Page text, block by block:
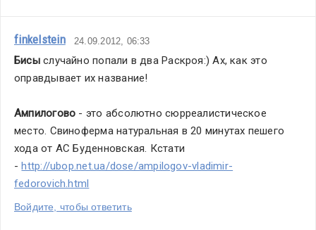
finkelstein 24.09.2012, 06:33
Бисы случайно попали в два Раскроя:) Ах, как это
оправдывает их название!
Ампилогово - это абсолютно сюрреалистическое
место. Свиноферма натуральная в 20 минутах пешего
хода от АС Буденновская. Кстати
- http://ubop.net.ua/dose/ampilogov-vladimir-
fedorovich.html
Войдите, чтобы ответить